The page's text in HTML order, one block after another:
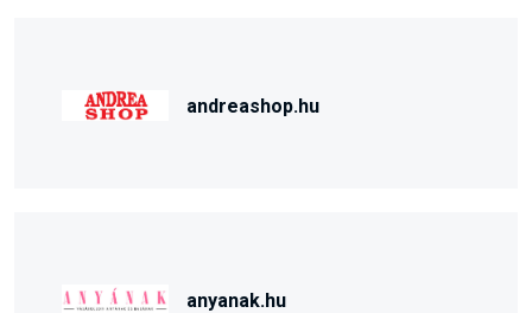
andreashop.hu
anyanak.hu